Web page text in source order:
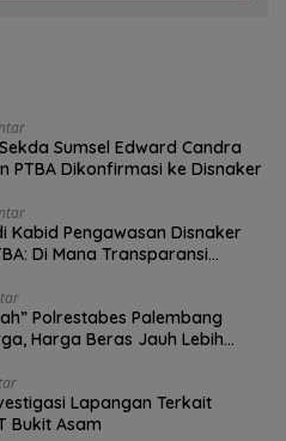
Sumsel Edward Candra
PTBA Dikonfirmasi ke Disnaker
Kabid Pengawasan Disnaker
Di Mana Transparansi
Polrestabes Palembang
Harga Beras Jauh Lebih
Lapangan Terkait
Bukit Asam